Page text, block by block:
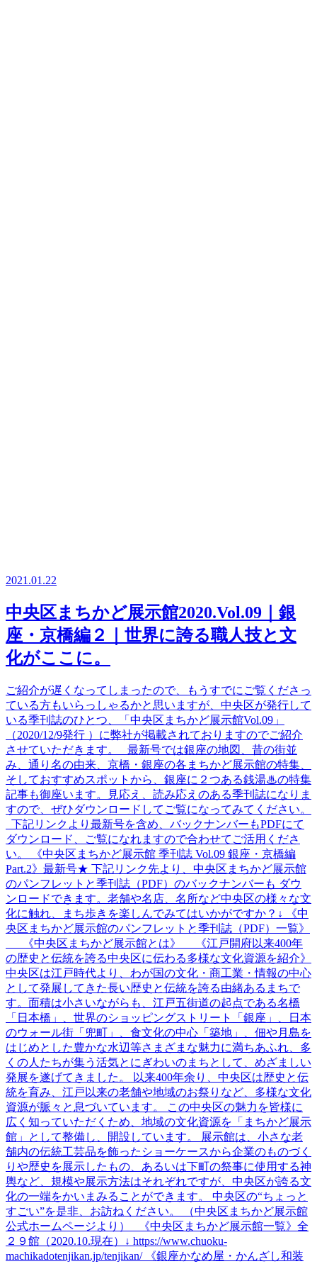
2021.01.22
中央区まちかど展示館2020.Vol.09｜銀
座・京橋編２｜世界に誇る職人技と文
化がここに。
ご紹介が遅くなってしまったので、もうすでにご覧くださっ
ている方もいらっしゃるかと思いますが、中央区が発行して
いる季刊誌のひとつ、「中央区まちかど展示館Vol.09」
（2020/12/9発行 ）に弊社が掲載されておりますのでご紹介
させていただきます。 最新号では銀座の地図、昔の街並
み、通り名の由来、京橋・銀座の各まちかど展示館の特集、
そしておすすめスポットから、銀座に２つある銭湯♨の特集
記事も御座います。見応え、読み応えのある季刊誌になりま
すので、ぜひダウンロードしてご覧になってみてください。
下記リンクより最新号を含め、バックナンバーもPDFにて
ダウンロード、ご覧になれますので合わせてご活用くださ
い。 《中央区まちかど展示館 季刊誌 Vol.09 銀座・京橋編
Part.2》最新号★ 下記リンク先より、中央区まちかど展示館
のパンフレットと季刊誌（PDF）のバックナンバーも ダウ
ンロードできます。老舗や名店、名所など中央区の様々な文
化に触れ、まち歩きを楽しんでみてはいかがですか？↓ 《中
央区まちかど展示館のパンフレットと季刊誌（PDF）一覧》
《中央区まちかど展示館とは》 《江戸開府以来400年
の歴史と伝統を誇る中央区に伝わる多様な文化資源を紹介》
中央区は江戸時代より、わが国の文化・商工業・情報の中心
として発展してきた長い歴史と伝統を誇る由緒あるまちで
す。面積は小さいながらも、江戸五街道の起点である名橋
「日本橋」、世界のショッピングストリート「銀座」、日本
のウォール街「兜町」、食文化の中心「築地」、佃や月島を
はじめとした豊かな水辺等さまざまな魅力に満ちあふれ、多
くの人たちが集う活気とにぎわいのまちとして、めざましい
発展を遂げてきました。 以来400年余り、中央区は歴史と伝
統を育み、江戸以来の老舗や地域のお祭りなど、多様な文化
資源が脈々と息づいています。 この中央区の魅力を皆様に
広く知っていただくため、地域の文化資源を「まちかど展示
館」として整備し、開設しています。 展示館は、小さな老
舗内の伝統工芸品を飾ったショーケースから企業のものづく
りや歴史を展示したもの、あるいは下町の祭事に使用する神
輿など、規模や展示方法はそれぞれですが、中央区が誇る文
化の一端をかいまみることができます。 中央区の“ちょっと
すごい”を是非、お訪ねください。 （中央区まちかど展示館
公式ホームページより） 《中央区まちかど展示館一覧》全
２９館（2020.10.現在）↓ https://www.chuoku-
machikadotenjikan.jp/tenjikan/ 《銀座かなめ屋・かんざし和装